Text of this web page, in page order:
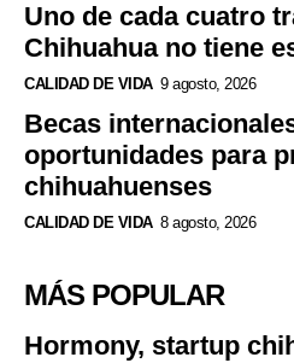
Uno de cada cuatro
Chihuahua no tiene
CALIDAD DE VIDA 9 agosto, 2026
Becas
oportunidades para
chihuahuenses
CALIDAD DE VIDA 8 agosto, 2026
MÁS POPULAR
Hormony, startup